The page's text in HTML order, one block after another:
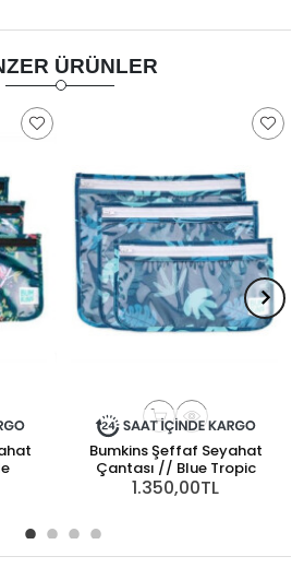
ÜRÜNLER
Bumkins Şeffaf Seyahat
Çantası // Blue Tropic
1.350,00TL